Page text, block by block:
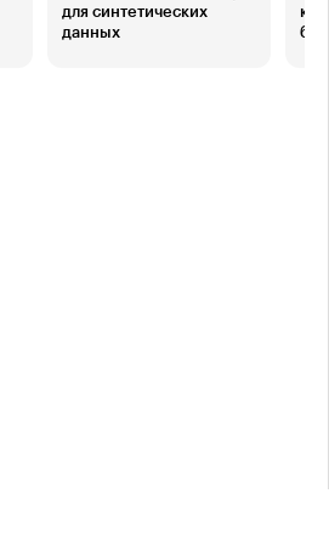
для синтетических
данных